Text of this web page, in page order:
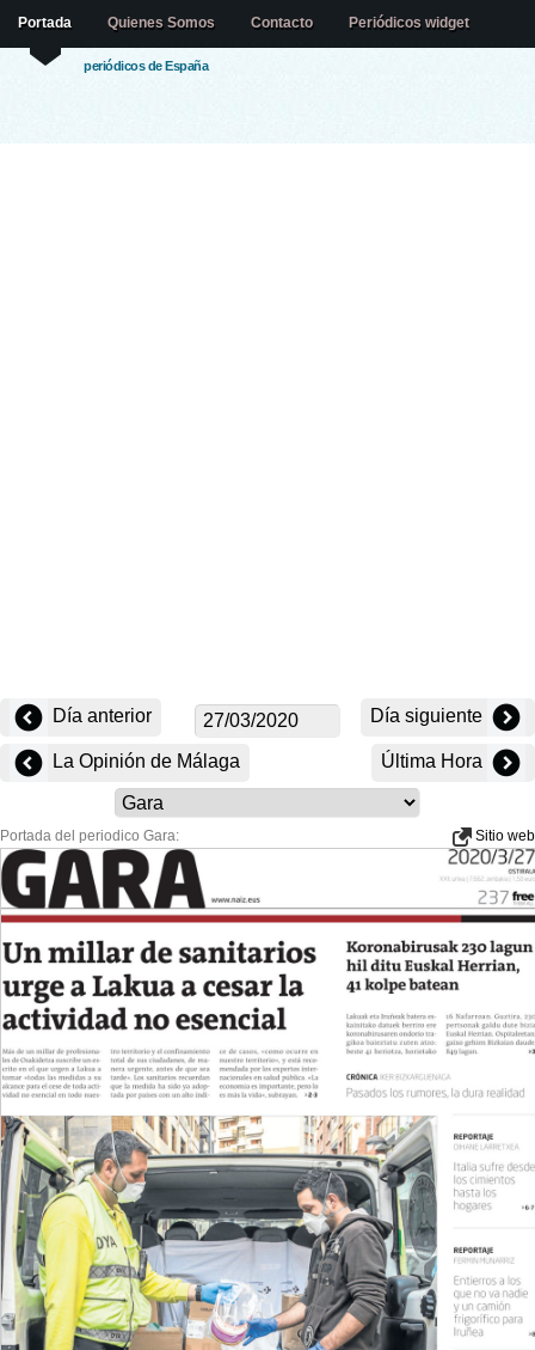
periódicos de España
Portada Quienes Somos Contacto Periódicos widget
Día anterior Día siguiente
La Opinión de Málaga Última Hora
Portada del periodico Gara: Sitio web